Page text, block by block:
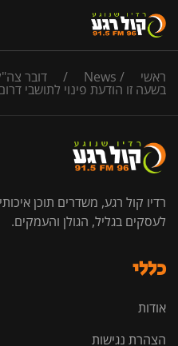
ראשי /
News
/ דובר
בשעה זו הודעת פינוי לתושבי
רדיו קול רגע, משדרים תוכן
לעסקים בגליל, הגולן והעמקים.
כללי
אודות
הצהרת נגישות